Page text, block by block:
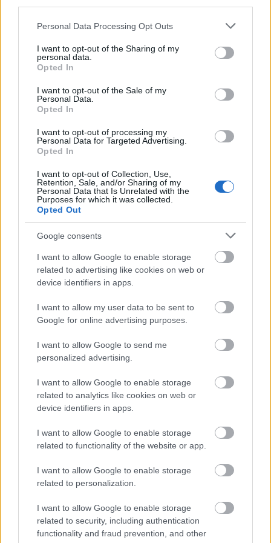
Please note that this website/app uses one or more Google
not limited to your visit or usage behaviour. You may click to
grant or deny consent to Google and its third-party tags to
use your data for below specified purposes in below Google
consent section.
Personal Data Processing Opt Outs
I want to opt-out of the Sharing of my
personal data.
Opted In
I want to opt-out of the Sale of my
Personal Data.
Opted In
I want to opt-out of processing my
Personal Data for Targeted Advertising.
Opted In
I want to opt-out of Collection, Use,
Retention, Sale, and/or Sharing of my
Personal Data that Is Unrelated with the
Purposes for which it was collected.
Opted Out
Google consents
I want to allow Google to enable storage
related to advertising like cookies on web or
device identifiers in apps.
I want to allow my user data to be sent to
Google for online advertising purposes.
I want to allow Google to send me
personalized advertising.
I want to allow Google to enable storage
related to analytics like cookies on web or
device identifiers in apps.
I want to allow Google to enable storage
related to functionality of the website or app.
I want to allow Google to enable storage
related to personalization.
I want to allow Google to enable storage
related to security, including authentication
functionality and fraud prevention, and other
megóvása érdekében áramszünetre lesz szükség.
Eltüzelhető-e a karácsonyfa tűzifaként?
2019.12.30
Gyorsan ég, kandallók begyújtásakor balesetet okozhat,
azonban megfelelően felaprítva gyújtósnak bátran használható.
Fehérváron idén a nordmann fenyő volt a
legnépszerűbb
2016.12.25
Mint minden évben idén is sokan vannak, akik az utolsó